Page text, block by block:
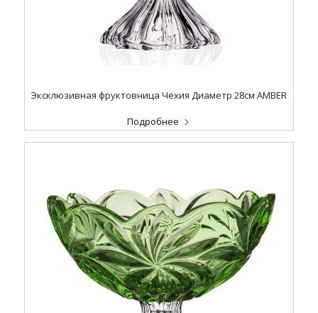
Эксклюзивная фруктовница Чехия Диаметр 28см AMBER
Подробнее